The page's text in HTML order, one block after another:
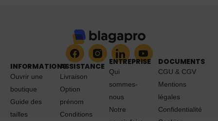
INFORMATIONS
Ouvrir une
boutique
Guide des
tailles
ASSISTANCE
Livraison
Option
prénom
Conditions
ENTREPRISE
Qui
sommes-
nous
Notre
DOCUMENTS
CGU & CGV
Mentions
légales
Confidentialité